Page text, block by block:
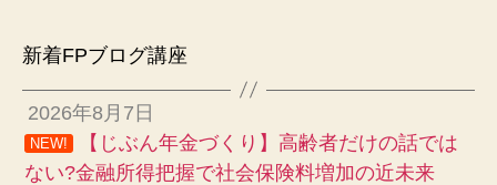
新着FPブログ講座
2026年8月7日
NEW!
【じぶん年金づくり】高齢者だけの話では
ない?金融所得把握で社会保険料増加の近未来